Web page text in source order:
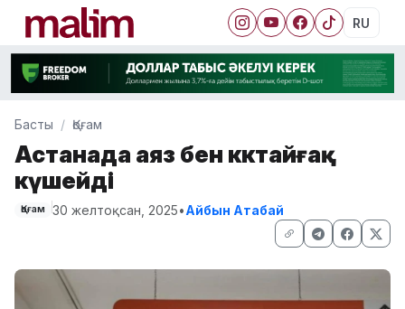
RU
Басты Қоғам
Астанада аяз бен көктайғақ
күшейді
Қоғам 30 желтоқсан, 2025•Айбын Атабай